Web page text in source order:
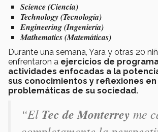
Science (Ciencia)
Technology (Tecnología)
Engineering (Ingeniería)
Mathematics (Matemáticas)
Durante una semana, Yara y otras 20
enfrentaron a ejercicios de
actividades enfocadas a la
sus conocimientos y reflexiones
problemáticas de su sociedad.
“El Tec de Monterrey me